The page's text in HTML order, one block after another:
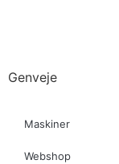
Genveje
Maskiner
Webshop